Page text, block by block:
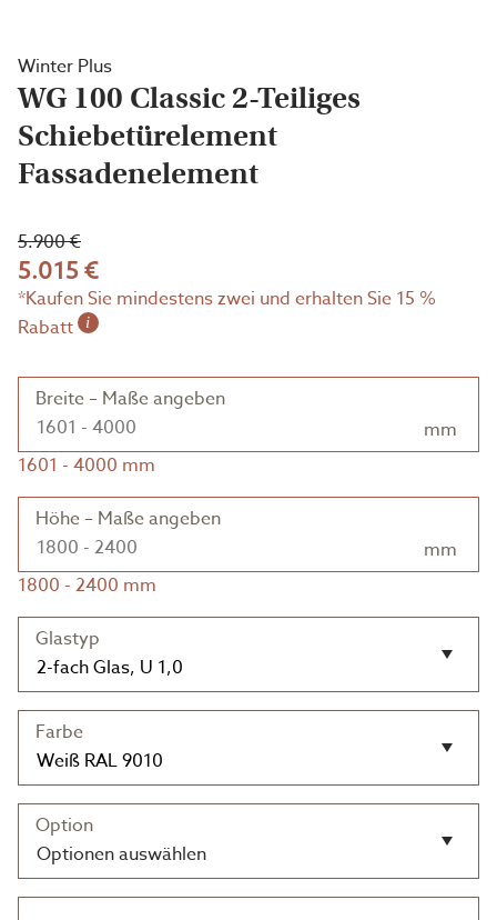
Winter Plus
WG 100 Classic 2-Teiliges
Schiebetürelement
Fassadenelement
5.900 €
5.015 €
*Kaufen Sie mindestens zwei und erhalten Sie 15 %
Rabatt
i
Breite – Maße angeben
mm
1601 - 4000 mm
Höhe – Maße angeben
mm
1800 - 2400 mm
Glastyp
Farbe
Option
Optionen auswählen